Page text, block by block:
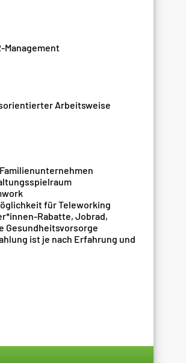
Management
Arbeitsweise
für Teleworking
Rabatte, Jobrad,
Gesundheitsvorsorge
ist je nach Erfahrung und